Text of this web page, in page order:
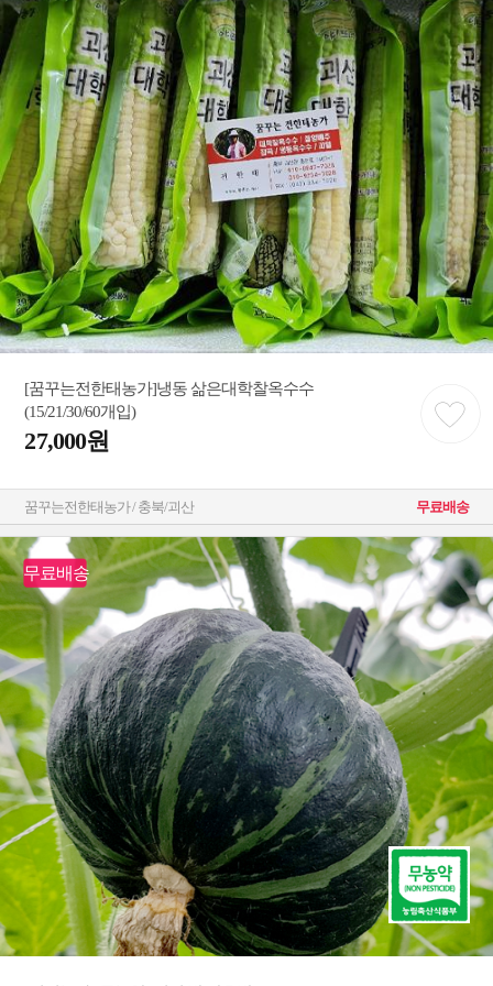
[꿈꾸는전한태농가]냉동 삶은대학찰옥수수
(15/21/30/60개입)
27,000원
꿈꾸는전한태농가 / 충북/괴산 무료배송
무료배송